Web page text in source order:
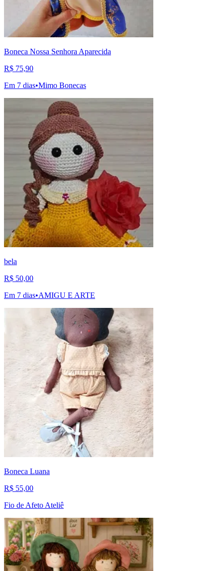
Boneca Nossa Senhora Aparecida
R$ 75,90
Em 7 dias•Mimo Bonecas
bela
R$ 50,00
Em 7 dias•AMIGU E ARTE
Boneca Luana
R$ 55,00
Fio de Afeto Ateliê